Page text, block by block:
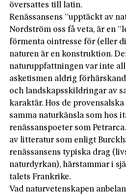
översattes till latin.
Renässansens ”upptäckt av
Nordström oss få veta, är en
förmenta ointresse för (eller
naturen är en konstruktion.
naturuppfattningen var inte
asketismen aldrig
och landskapsskildringar av
karaktär. Hos de
samma naturkänsla som hos
renässanspoeter som
av litteratur som enligt
renässansens typiska drag
naturdyrkan), härstammar i
talets Frankrike.
Vad naturvetenskapen